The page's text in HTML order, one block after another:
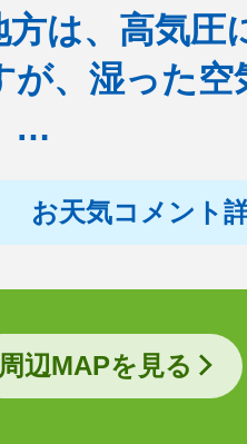
方は、高気圧
が、湿った空
…
お天気コメント
周辺MAPを見る